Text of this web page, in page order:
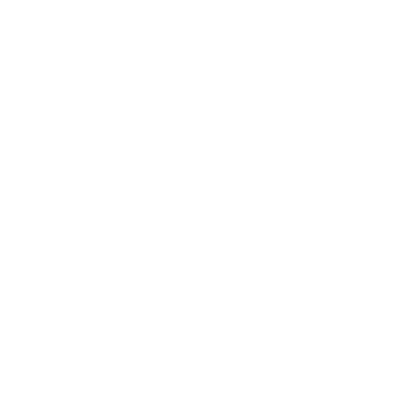
nguồn
Nó có
các sản
tạo độ
sản